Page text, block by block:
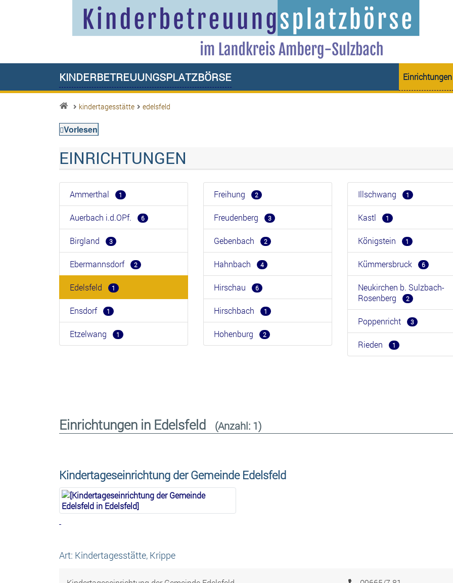
Kinderbetreuungsplatzbörse Einrichtungen
kindertagesstätte edelsfeld
Vorlesen
EINRICHTUNGEN
Ammerthal 1
Auerbach i.d.OPf. 6
Birgland 3
Ebermannsdorf 2
Edelsfeld 1
Ensdorf 1
Etzelwang 1
Freihung 2
Freudenberg 3
Gebenbach 2
Hahnbach 4
Hirschau 6
Hirschbach 1
Hohenburg 2
Illschwang 1
Kastl 1
Königstein 1
Kümmersbruck 6
Neukirchen b. Sulzbach-
Rosenberg
2
Poppenricht 3
Rieden 1
Einrichtungen in Edelsfeld (Anzahl: 1)
Kindertageseinrichtung der Gemeinde Edelsfeld
Art: Kindertagesstätte, Krippe